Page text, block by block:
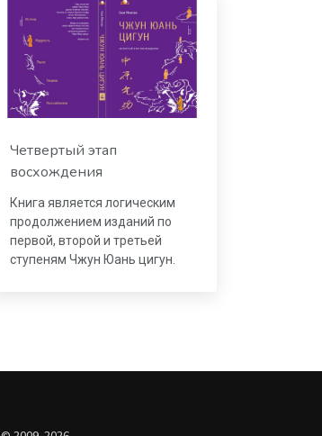
Четвертый этап
восхождения
Книга является логическим
продолжением изданий по
первой, второй и третьей
ступеням Чжун Юань цигун.